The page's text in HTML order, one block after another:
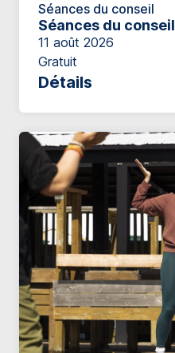
Séances du conseil
Séances du conseil
11 août 2026
Gratuit
Détails